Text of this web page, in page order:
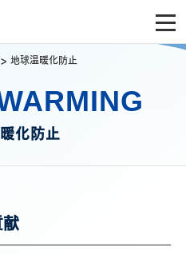
> 地球温暖化防止
化防止
献